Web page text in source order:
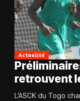
Actualité
retrouvent
L’ASCK du Togo